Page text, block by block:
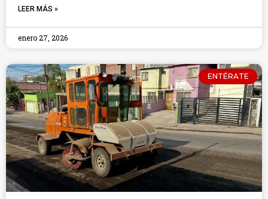
LEER MÁS »
enero 27, 2026
ENTÉRATE